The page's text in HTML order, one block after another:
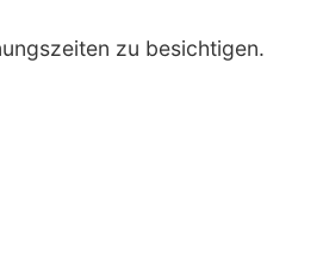
zu besichtigen.